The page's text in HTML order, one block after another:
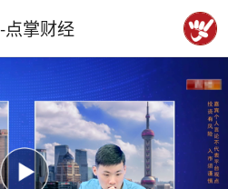
点掌财经